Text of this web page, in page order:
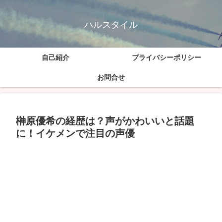
ハルスタイル
自己紹介 プライバシーポリシー
お問合せ
榊原優希の経歴は？声がかわいいと話題
に！イケメンで注目の声優